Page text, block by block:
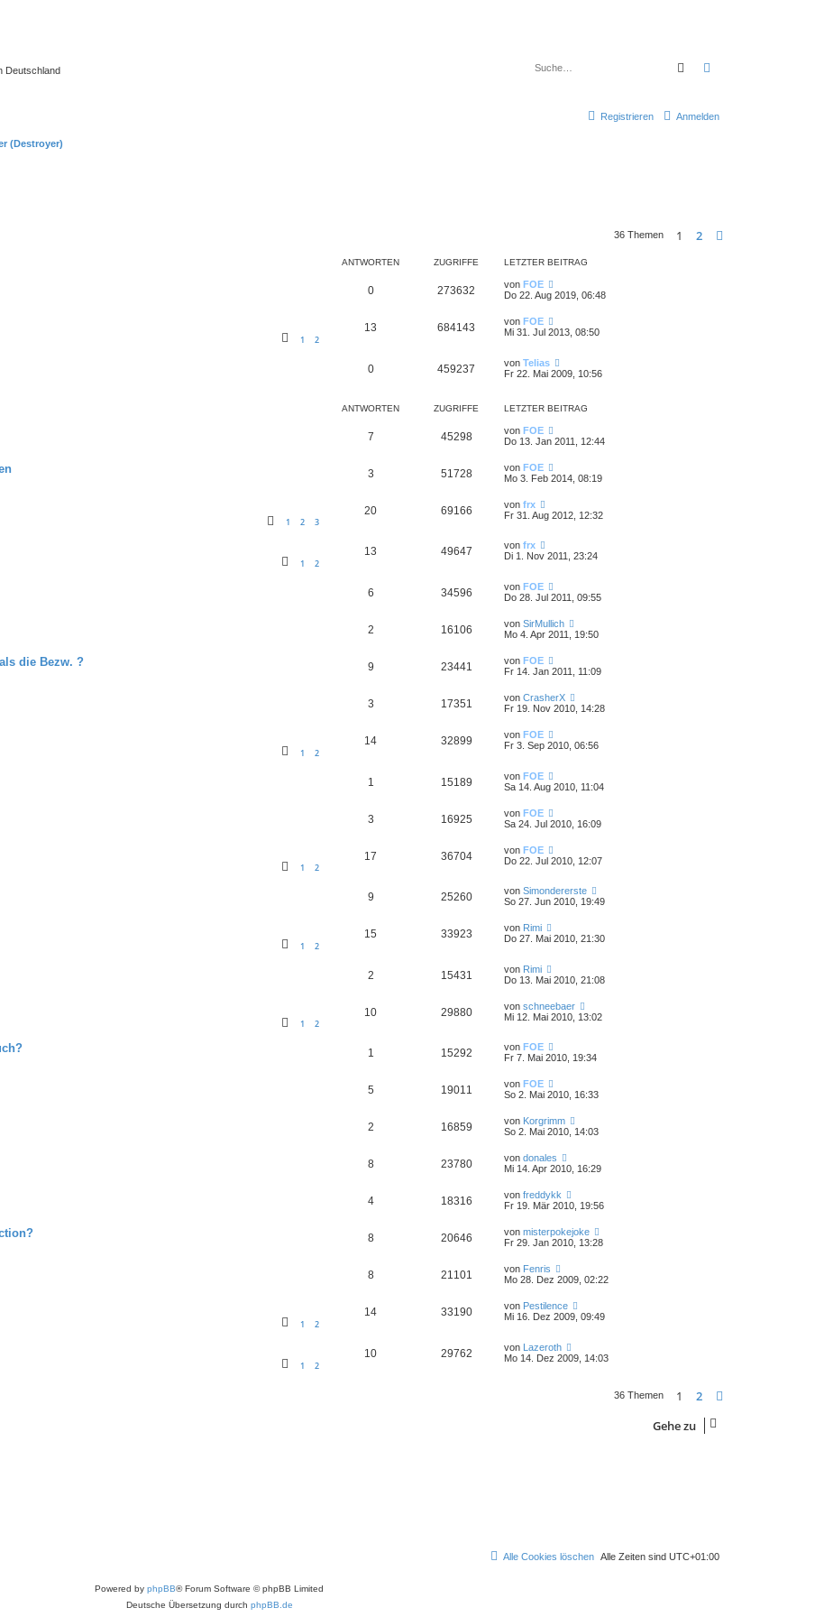
Deutschland Suche
Anmelden
Registrieren
(Destroyer)
36 Themen 1 2
ANTWORTEN ZUGRIFFE LETZTER BEITRAG
0 273632 von FOE
Do 22. Aug 2019, 06:48
1 2
13 684143 von FOE
Mi 31. Jul 2013, 08:50
0 459237 von Telias
Fr 22. Mai 2009, 10:56
ANTWORTEN ZUGRIFFE LETZTER BEITRAG
7 45298 von FOE
Do 13. Jan 2011, 12:44
3 51728 von FOE
Mo 3. Feb 2014, 08:19
1 2 3
20 69166 von frx
Fr 31. Aug 2012, 12:32
1 2
13 49647 von frx
Di 1. Nov 2011, 23:24
6 34596 von FOE
Do 28. Jul 2011, 09:55
2 16106 von SirMullich
Mo 4. Apr 2011, 19:50
die Bezw. ? 9 23441 von FOE
Fr 14. Jan 2011, 11:09
3 17351 von CrasherX
Fr 19. Nov 2010, 14:28
1 2
14 32899 von FOE
Fr 3. Sep 2010, 06:56
1 15189 von FOE
Sa 14. Aug 2010, 11:04
3 16925 von FOE
Sa 24. Jul 2010, 16:09
1 2
17 36704 von FOE
Do 22. Jul 2010, 12:07
9 25260 von Simondererste
So 27. Jun 2010, 19:49
1 2
15 33923 von Rimi
Do 27. Mai 2010, 21:30
2 15431 von Rimi
Do 13. Mai 2010, 21:08
1 2
10 29880 von schneebaer
Mi 12. Mai 2010, 13:02
1 15292 von FOE
Fr 7. Mai 2010, 19:34
5 19011 von FOE
So 2. Mai 2010, 16:33
2 16859 von Korgrimm
So 2. Mai 2010, 14:03
8 23780 von donales
Mi 14. Apr 2010, 16:29
4 18316 von freddykk
Fr 19. Mär 2010, 19:56
8 20646 von misterpokejoke
Fr 29. Jan 2010, 13:28
8 21101 von Fenris
Mo 28. Dez 2009, 02:22
1 2
14 33190 von Pestilence
Mi 16. Dez 2009, 09:49
1 2
10 29762 von Lazeroth
Mo 14. Dez 2009, 14:03
36 Themen 1 2
Gehe zu
Alle Zeiten sind UTC+01:00
Alle Cookies löschen
Powered by phpBB® Forum Software © phpBB Limited
Deutsche Übersetzung durch phpBB.de